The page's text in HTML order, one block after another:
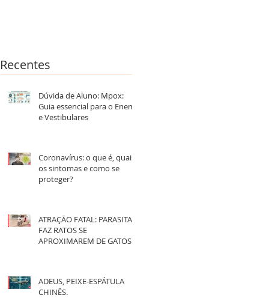
Recentes
Dúvida de Aluno: Mpox:
Guia essencial para o Enem
e Vestibulares
Coronavírus: o que é, quais
os sintomas e como se
proteger?
ATRAÇÃO FATAL: PARASITA
FAZ RATOS SE
APROXIMAREM DE GATOS
ADEUS, PEIXE-ESPÁTULA
CHINÊS.